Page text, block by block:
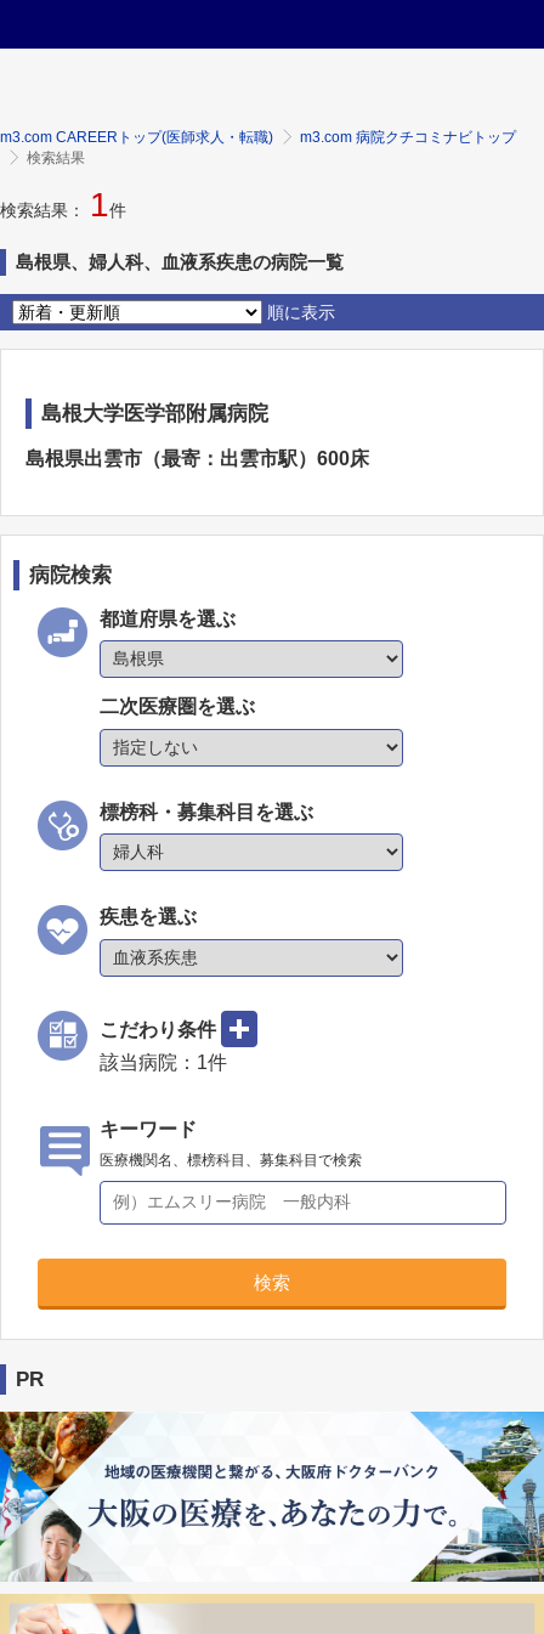
m3.com CAREERトップ(医師求人・転職)
m3.com 病院クチコミナビトップ
検索結果
検索結果： 1件
島根県、婦人科、血液系疾患の病院一覧
順に表示
島根大学医学部附属病院
島根県出雲市（最寄：出雲市駅）600床
病院検索
都道府県を選ぶ
二次医療圏を選ぶ
標榜科・募集科目を選ぶ
疾患を選ぶ
こだわり条件
該当病院： 1件
キーワード
医療機関名、標榜科目、募集科目で検索
検索
PR